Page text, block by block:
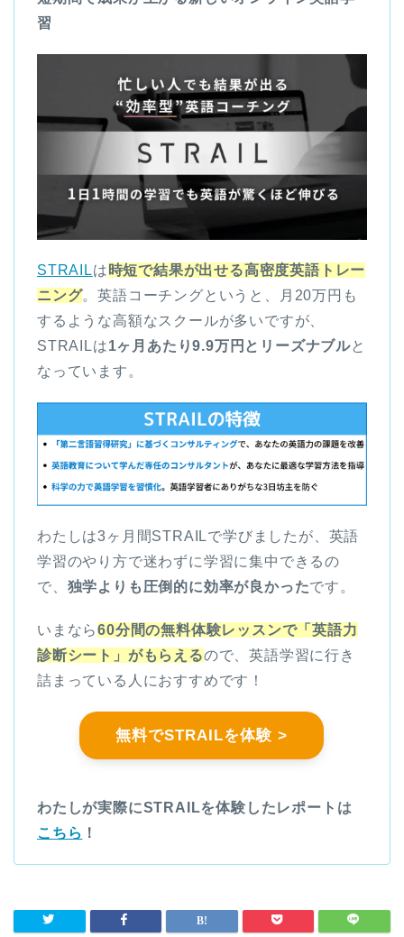
習
STRAILは 時短で結果が出せる高密度英語トレー
ニング。英語コーチングというと、月20万円も
するような高額なスクールが多いですが、
STRAILは1ヶ月あたり9.9万円とリーズナブルと
なっています。
わたしは3ヶ月間STRAILで学びましたが、英語
学習のやり方で迷わずに学習に集中できるの
で、 独学よりも圧倒的に効率が良かったです。
いまなら60分間の無料体験レッスンで「英語力
診断シート」がもらえるので、英語学習に行き
詰まっている人におすすめです！
無料でSTRAILを体験 >
わたしが実際にSTRAILを体験したレポートは
こちら ！